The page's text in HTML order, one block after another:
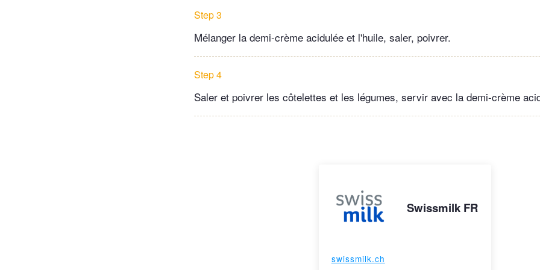
Step 3
Mélanger la demi-crème acidulée et l'huile, saler, poivrer.
Step 4
Saler et poivrer les côtelettes et les légumes, servir avec la demi-crème
Swissmilk FR
swissmilk.ch